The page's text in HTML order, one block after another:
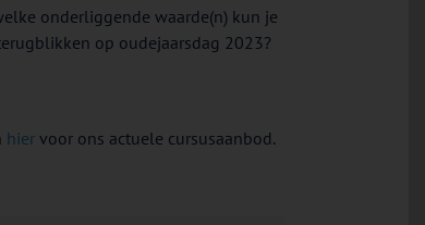
onderliggende waarde(n) kun je
op oudejaarsdag 2023?
hiervoor ons actuele cursusaanbod.